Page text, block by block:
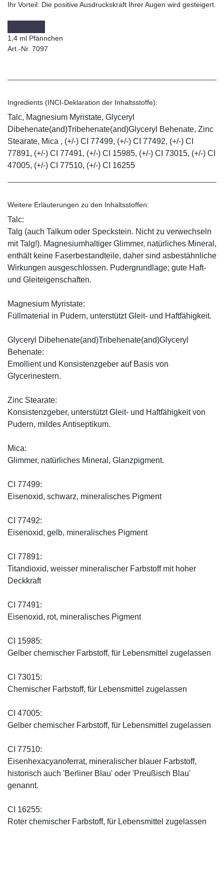
Ihr Vorteil: Die positive Ausdruckskraft Ihrer Augen wird gesteigert.
1,4 ml Pfännchen
Art.-Nr. 7097
Ingredients (INCI-Deklaration der Inhaltsstoffe):
Talc, Magnesium Myristate, Glyceryl
Dibehenate(and)Tribehenate(and)Glyceryl Behenate, Zinc
Stearate, Mica , (+/-) CI 77499, (+/-) CI 77492, (+/-) CI
77891, (+/-) CI 77491, (+/-) CI 15985, (+/-) CI 73015, (+/-) CI
47005, (+/-) CI 77510, (+/-) CI 16255
Weitere Erläuterungen zu den Inhaltsstoffen:
Talc:
Talg (auch Talkum oder Speckstein. Nicht zu verwechseln
mit Talg!). Magnesiumhaltiger Glimmer, natürliches Mineral,
enthält keine Faserbestandteile, daher sind asbestähnliche
Wirkungen ausgeschlossen. Pudergrundlage; gute Haft-
und Gleiteigenschaften.
Magnesium Myristate:
Füllmaterial in Pudern, unterstützt Gleit- und Haftfähigkeit.
Glyceryl Dibehenate(and)Tribehenate(and)Glyceryl
Behenate:
Emollient und Konsistenzgeber auf Basis von
Glycerinestern.
Zinc Stearate:
Konsistenzgeber, unterstützt Gleit- und Haftfähigkeit von
Pudern, mildes Antiseptikum.
Mica:
Glimmer, natürliches Mineral, Glanzpigment.
CI 77499:
Eisenoxid, schwarz, mineralisches Pigment
CI 77492:
Eisenoxid, gelb, mineralisches Pigment
CI 77891:
Titandioxid, weisser mineralischer Farbstoff mit hoher
Deckkraft
CI 77491:
Eisenoxid, rot, mineralisches Pigment
CI 15985:
Gelber chemischer Farbstoff, für Lebensmittel zugelassen
CI 73015:
Chemischer Farbstoff, für Lebensmittel zugelassen
CI 47005:
Gelber chemischer Farbstoff, für Lebensmittel zugelassen
CI 77510:
Eisenhexacyanoferrat, mineralischer blauer Farbstoff,
historisch auch 'Berliner Blau' oder 'Preußisch Blau'
genannt.
CI 16255:
Roter chemischer Farbstoff, für Lebensmittel zugelassen